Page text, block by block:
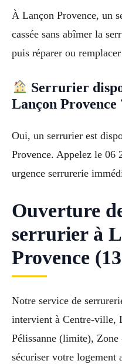
À Lançon Provence, un
cassée sans abîmer la
puis réparer ou
Serrurier
Lançon Provence
Oui, un serrurier est
Provence. Appelez le 06
urgence serrurerie
Ouverture
serrurier à
Provence
Notre service de
intervient à Centre-ville,
Pélissanne (limite), Zone
sécuriser votre logement